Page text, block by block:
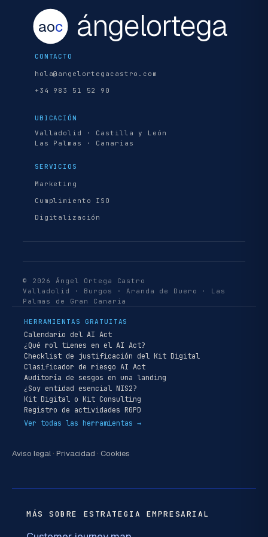
aoc ángelortega
CONTACTO
hola@angelortegacastro.com
+34 983 51 52 90
UBICACIÓN
Valladolid · Castilla y León
Las Palmas · Canarias
SERVICIOS
Marketing
Cumplimiento ISO
Digitalización
© 2026 Ángel Ortega Castro
Valladolid · Burgos · Aranda de Duero · Las
Palmas de Gran Canaria
HERRAMIENTAS GRATUITAS
Calendario del AI Act
¿Qué rol tienes en el AI Act?
Checklist de justificación del Kit Digital
Clasificador de riesgo AI Act
Auditoría de sesgos en una landing
¿Soy entidad esencial NIS2?
Kit Digital o Kit Consulting
Registro de actividades RGPD
Ver todas las herramientas →
Aviso legal · Privacidad · Cookies
MÁS SOBRE ESTRATEGIA EMPRESARIAL